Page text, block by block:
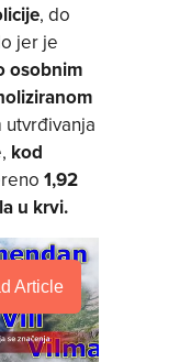
, do
jer je
osobnim
utvrđivanja
kod
1,92
u krvi.
Article